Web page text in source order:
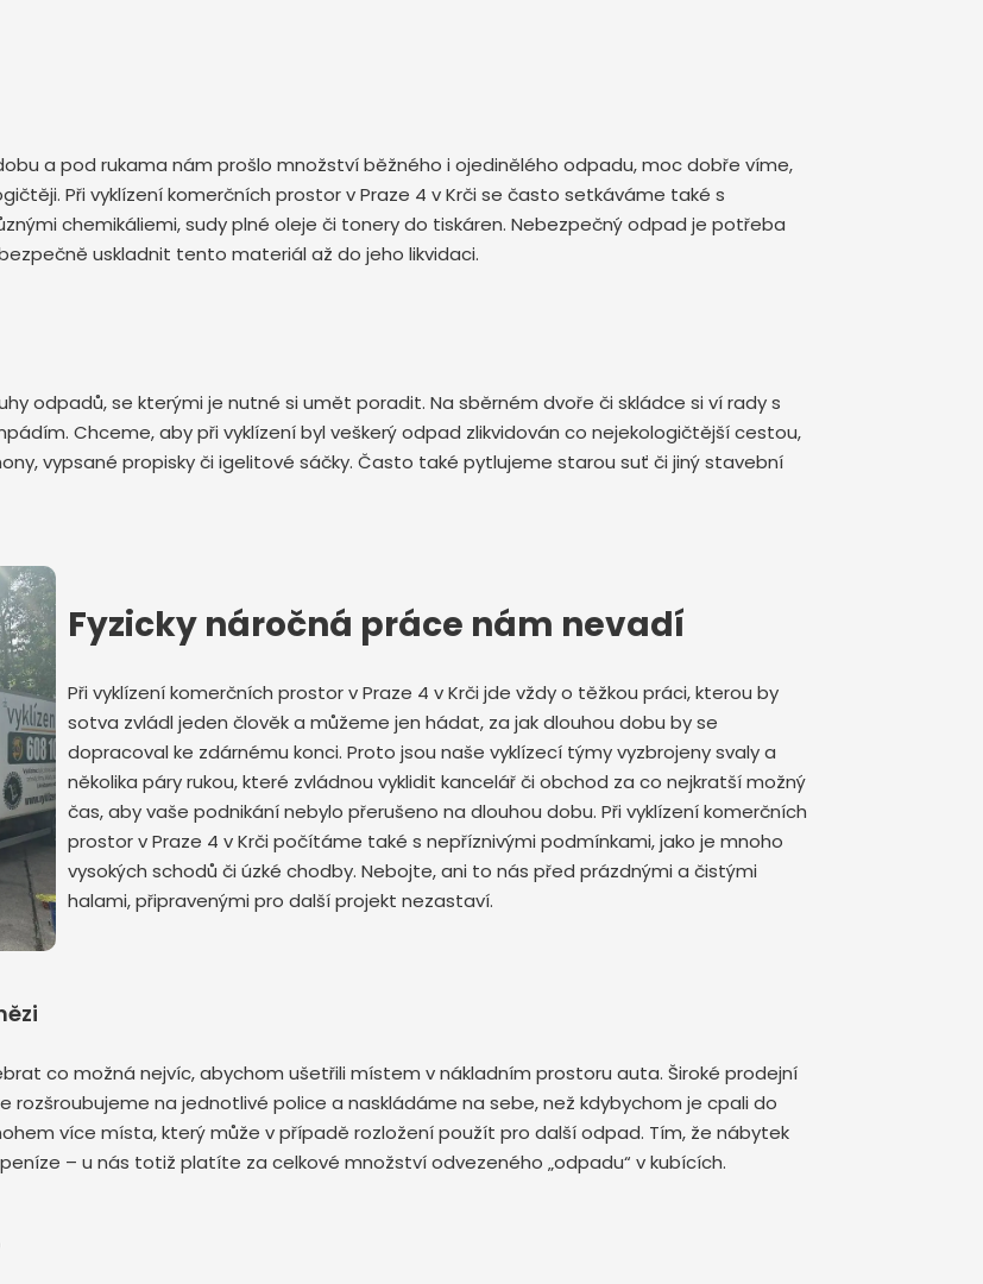
a pod rukama nám prošlo množství běžného i ojedinělého odpadu, moc dobře víme,
Při vyklízení komerčních prostor v Praze 4 v Krči se často setkáváme také s
chemikáliemi, sudy plné oleje či tonery do tiskáren. Nebezpečný odpad je potřeba
uskladnit tento materiál až do jeho likvidaci.
odpadů, se kterými je nutné si umět poradit. Na sběrném dvoře či skládce si ví rady s
Chceme, aby při vyklízení byl veškerý odpad zlikvidován co nejekologičtější cestou,
vypsané propisky či igelitové sáčky. Často také pytlujeme starou suť či jiný stavební
Fyzicky náročná práce nám nevadí
Při vyklízení komerčních prostor v Praze 4 v Krči jde vždy o těžkou práci, kterou by
sotva zvládl jeden člověk a můžeme jen hádat, za jak dlouhou dobu by se
dopracoval ke zdárnému konci. Proto jsou naše vyklízecí týmy vyzbrojeny svaly a
několika páry rukou, které zvládnou vyklidit kancelář či obchod za co nejkratší možný
čas, aby vaše podnikání nebylo přerušeno na dlouhou dobu. Při vyklízení komerčních
prostor v Praze 4 v Krči počítáme také s nepříznivými podmínkami, jako je mnoho
vysokých schodů či úzké chodby. Nebojte, ani to nás před prázdnými a čistými
halami, připravenými pro další projekt nezastaví.
co možná nejvíc, abychom ušetřili místem v nákladním prostoru auta. Široké prodejní
rozšroubujeme na jednotlivé police a naskládáme na sebe, než kdybychom je cpali do
více místa, který může v případě rozložení použít pro další odpad. Tím, že nábytek
– u nás totiž platíte za celkové množství odvezeného „odpadu“ v kubících.
zprávu